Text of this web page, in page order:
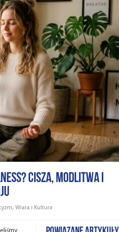
Cisza, modlitwa i
, Wiara i Kultura